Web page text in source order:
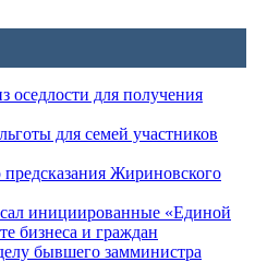
оседлости для получения
для семей участников
Жириновского
инициированные «Единой
бизнеса и граждан
бывшего замминистра